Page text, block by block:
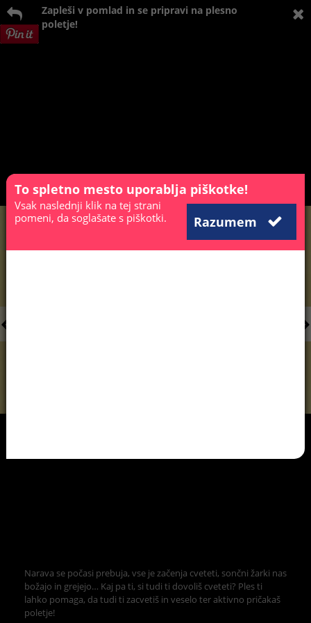
Zapleši v pomlad in se pripravi na plesno
poletje!
Narava se počasi prebuja, vse je začenja cveteti, sončni žarki nas
božajo in grejejo… Kaj pa ti, si tudi ti dovoliš cveteti? Ples ti
lahko pomaga, da tudi ti zacvetiš in veselo ter aktivno pričakaš
poletje!
To spletno mesto uporablja piškotke!
Razumem
Vsak naslednji klik na tej strani
pomeni, da soglašate s piškotki.